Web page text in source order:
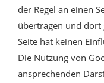
der Regel an einen
übertragen und dort
Seite hat keinen
Die Nutzung von
ansprechenden